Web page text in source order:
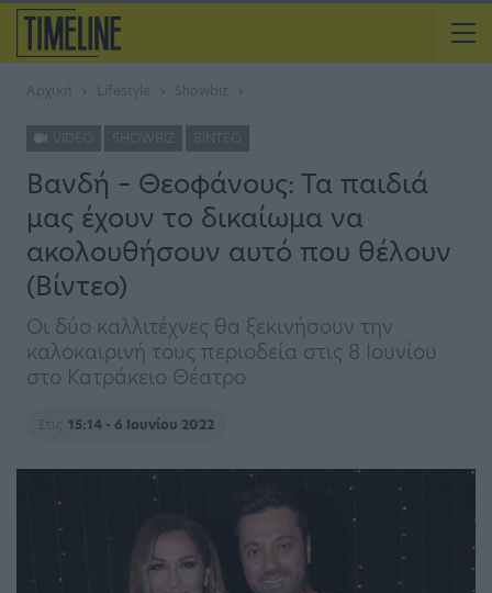
Αρχική Lifestyle Showbiz
SHOWBIZ ΒΊΝΤΕΟ
Βανδή – Θεοφάνους: Τα παιδιά
μας έχουν το δικαίωμα να
ακολουθήσουν αυτό που θέλουν
(Βίντεο)
Οι δύο καλλιτέχνες θα ξεκινήσουν την
καλοκαιρινή τους περιοδεία στις 8 Ιουνίου
στο Κατράκειο Θέατρο
Στις 15:14 - 6 Ιουνίου 2022